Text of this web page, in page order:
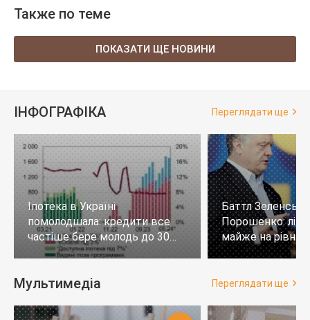
Также по теме
ПОКАЗАТИ ЩЕ НОВИНИ
ІНФОГРАФІКА Переглядати ще
Іпотека в Україні
помолодшала: кредити все
частіше бере молодь до 30
років
Баттл
Порошенко:
майже на
тих, хто не
Мультимедіа Переглядати ще